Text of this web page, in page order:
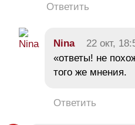
Ответить
Nina 22 окт,
«ответы! не
того же мнения.
Ответить